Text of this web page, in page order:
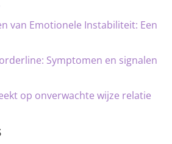
van Emotionele Instabiliteit: Een
Symptomen en signalen
op onverwachte wijze relatie